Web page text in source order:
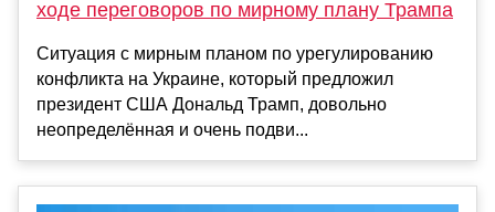
ходе переговоров по мирному плану Трампа
Ситуация с мирным планом по урегулированию
конфликта на Украине, который предложил
президент США Дональд Трамп, довольно
неопределённая и очень подви...